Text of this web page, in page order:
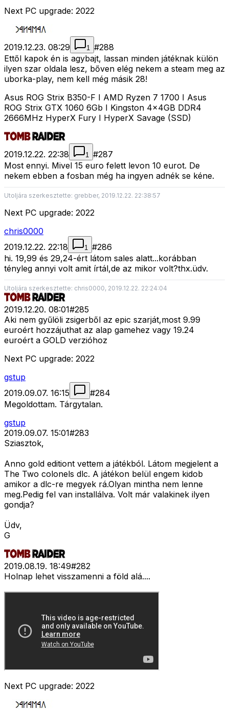
Next PC upgrade: 2022
2019.12.23. 08:29 1 #288
Ettől kapok én is agybajt, lassan minden játéknak külön
ilyen szar oldala lesz, bőven elég nekem a steam meg az
uborka-play, nem kell még másik 28!
Asus ROG Strix B350-F I AMD Ryzen 7 1700 I Asus
ROG Strix GTX 1060 6Gb I Kingston 4x4GB DDR4
2666MHz HyperX Fury I HyperX Savage (SSD)
2019.12.22. 22:38 1 #287
Most ennyi. Mivel 15 euro felett levon 10 eurot. De
nekem ebben a fosban még ha ingyen adnék se kéne.
Utoljára szerkesztette: grebber, 2019.12.22. 22:38:57
Next PC upgrade: 2022
chris0000
2019.12.22. 22:18
1 #286
hi. 19,99 és 29,24-ért látom sales alatt...korábban
tényleg annyi volt amit írtál,de az mikor volt?thx.üdv.
Utoljára szerkesztette: chris0000, 2019.12.22. 22:24:04
2019.12.20. 08:01#285
Aki nem gyűlöli zsigerből az epic szarját,most 9.99
euroért hozzájuthat az alap gamehez vagy 19.24
euroért a GOLD verzióhoz
Next PC upgrade: 2022
gstup
2019.09.07. 16:15
#284
Megoldottam. Tárgytalan.
gstup
2019.09.07. 15:01#283
Sziasztok,
Anno gold editiont vettem a játékból. Látom megjelent a
The Two colonels dlc. A játékon belül engem kidob
amikor a dlc-re megyek rá.Olyan mintha nem lenne
meg.Pedig fel van installálva. Volt már valakinek ilyen
gondja?
Üdv,
G
2019.08.19. 18:49#282
Holnap lehet visszamenni a föld alá....
Next PC upgrade: 2022